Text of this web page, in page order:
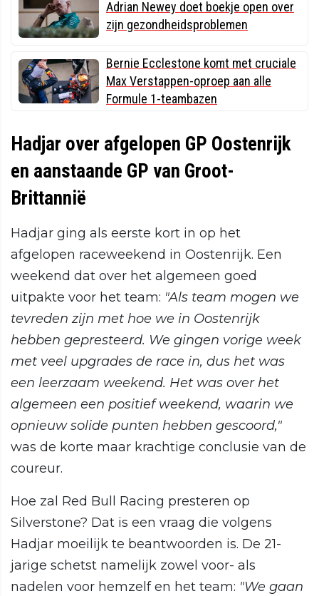
Adrian Newey doet boekje open over
zijn gezondheidsproblemen
Bernie Ecclestone komt met cruciale
Max Verstappen-oproep aan alle
Formule 1-teambazen
Hadjar over afgelopen GP Oostenrijk
en aanstaande GP van Groot-
Brittannië
Hadjar ging als eerste kort in op het
afgelopen raceweekend in Oostenrijk. Een
weekend dat over het algemeen goed
uitpakte voor het team: "Als team mogen we
tevreden zijn met hoe we in Oostenrijk
hebben gepresteerd. We gingen vorige week
met veel upgrades de race in, dus het was
een leerzaam weekend. Het was over het
algemeen een positief weekend, waarin we
opnieuw solide punten hebben gescoord,"
was de korte maar krachtige conclusie van de
coureur.
Hoe zal Red Bull Racing presteren op
Silverstone? Dat is een vraag die volgens
Hadjar moeilijk te beantwoorden is. De 21-
jarige schetst namelijk zowel voor- als
nadelen voor hemzelf en het team: "We gaan